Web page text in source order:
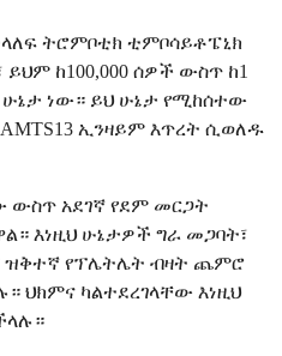
ትሮምቦቲክ ቲምቦሳይቶፔኒክ
ከ100,000 ሰዎች ውስጥ ከ1
ነው። ይህ ሁኔታ የሚከሰተው
ኢንዛይም እጥረት ሲወለዱ
ውስጥ አደገኛ የደም መርጋት
እነዚህ ሁኔታዎች ግራ መጋባት፣
ዝቅተኛ የፕሌትሌት ብዛት ጨምሮ
ህክምና ካልተደረገላቸው እነዚህ